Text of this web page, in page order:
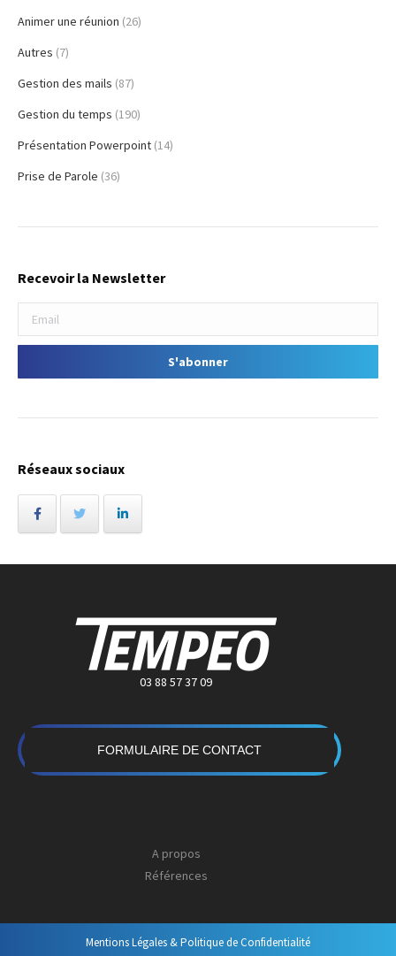
Animer une réunion (26)
Autres (7)
Gestion des mails (87)
Gestion du temps (190)
Présentation Powerpoint (14)
Prise de Parole (36)
Recevoir la Newsletter
Réseaux sociaux
03 88 57 37 09
FORMULAIRE DE CONTACT
A propos
Références
Mentions Légales & Politique de Confidentialité